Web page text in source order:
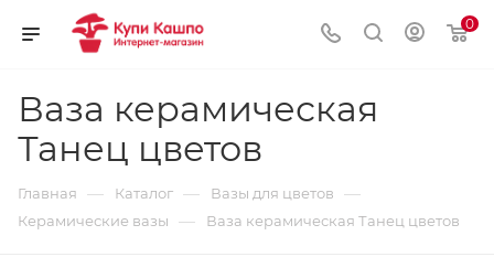
0
Ваза керамическая
Танец цветов
Главная — Каталог — Вазы для цветов —
Керамические вазы — Ваза керамическая Танец цветов